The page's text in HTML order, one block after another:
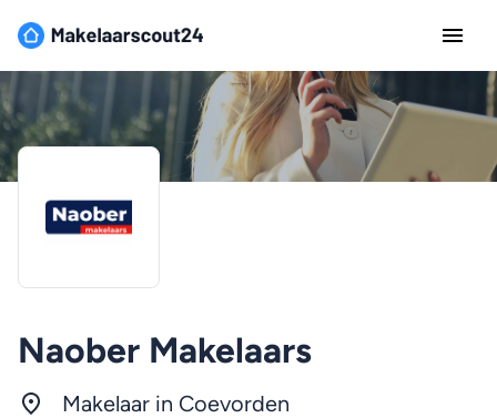
Naober Makelaars
Makelaar in Coevorden